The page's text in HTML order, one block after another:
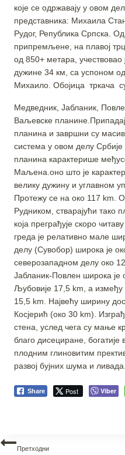
које се одржавају у овом
представника: Михаила
Рудог, Република Српска. Од
припремљене, на плавој
од 850+ метара, учествовао
дужине 34 км, са успоном
Михаило. Обојица тркача
Медведник, Јабланик,
Ваљевске
планина и завршни су
система у овом делу
планина карактерише
Маљена.оно што је
велику дужину и углавном
Протежу се на око 117 km.
Рудником, стварајући тако
која преграђује скоро
греда је релативно мале
делу (Сувобор) широка је
северозападном делу око
Јабланик-Повлен широка је
Љубовије 17,5 km, а између
15,5 km. Највећу ширину
Косјерић (око 30 km).
стена, услед чега су мање
благо дисециране,
плодним глиновитим
развој бујних шума и ливада.
Share Post Viber
Претходни